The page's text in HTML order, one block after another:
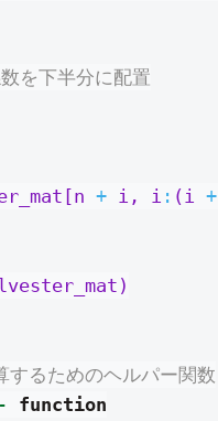
を下半分に配置
+ i, i : (i +
るためのヘルパー関数
function